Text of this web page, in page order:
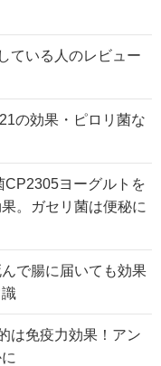
ている人のレビュー
の効果・ピロリ菌な
CP2305ヨーグルトを
。ガセリ菌は便秘に
で腸に届いても効果
は免疫力効果！アン